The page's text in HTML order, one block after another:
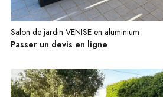
Salon de jardin VENISE en aluminium
Passer un devis en ligne